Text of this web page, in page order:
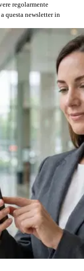
regolarmente
questa newsletter in